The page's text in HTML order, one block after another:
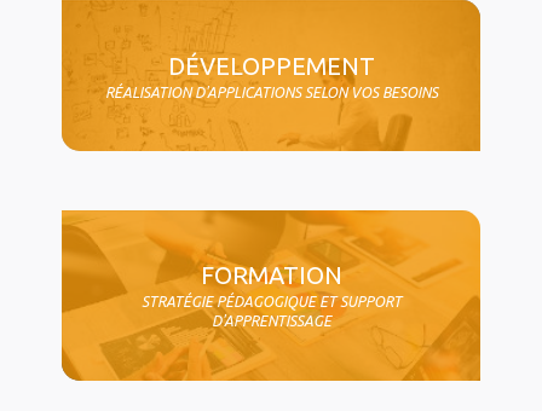
DÉVELOPPEMENT
RÉALISATION D'APPLICATIONS SELON VOS BESOINS
FORMATION
STRATÉGIE PÉDAGOGIQUE ET SUPPORT
D'APPRENTISSAGE